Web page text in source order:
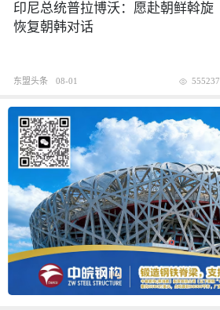
印尼总统普拉博沃：愿赴朝鲜斡旋
恢复朝韩对话
东盟头条 08-01 555237